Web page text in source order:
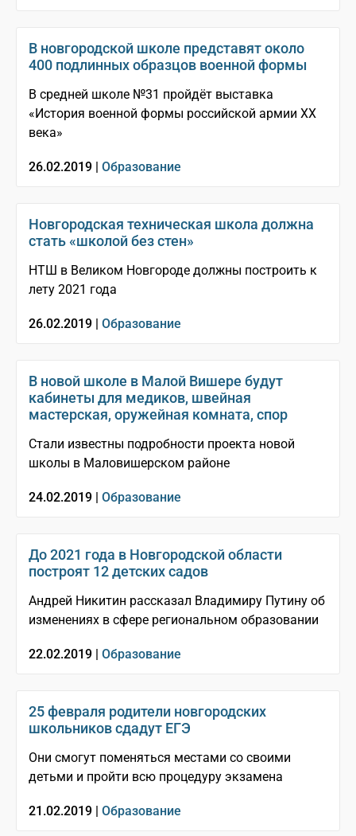
В новгородской школе представят около
400 подлинных образцов военной формы
В средней школе №31 пройдёт выставка
«История военной формы российской армии XX
века»
26.02.2019 | Образование
Новгородская техническая школа должна
стать «школой без стен»
НТШ в Великом Новгороде должны построить к
лету 2021 года
26.02.2019 | Образование
В новой школе в Малой Вишере будут
кабинеты для медиков, швейная
мастерская, оружейная комната, спор
Стали известны подробности проекта новой
школы в Маловишерском районе
24.02.2019 | Образование
До 2021 года в Новгородской области
построят 12 детских садов
Андрей Никитин рассказал Владимиру Путину об
изменениях в сфере региональном образовании
22.02.2019 | Образование
25 февраля родители новгородских
школьников сдадут ЕГЭ
Они смогут поменяться местами со своими
детьми и пройти всю процедуру экзамена
21.02.2019 | Образование